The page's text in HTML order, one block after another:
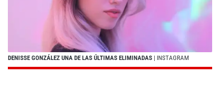
DENISSE GONZÁLEZ UNA DE LAS ÚLTIMAS ELIMINADAS | INSTAGRAM